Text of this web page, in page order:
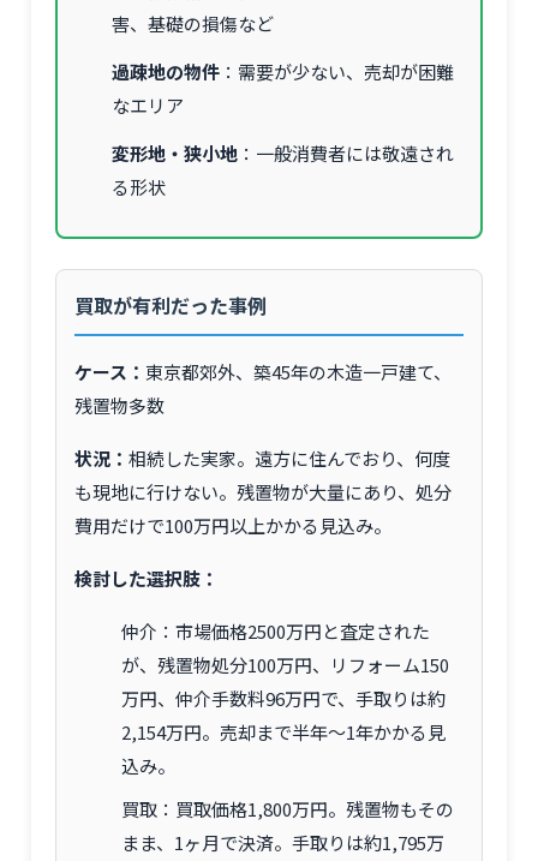
害、基礎の損傷など
過疎地の物件 ：需要が少ない、売却が困難
なエリア
変形地・狭小地 ：一般消費者には敬遠され
る形状
買取が有利だった事例
ケース： 東京都郊外、築45年の木造一戸建て、
残置物多数
状況： 相続した実家。遠方に住んでおり、何度
も現地に行けない。残置物が大量にあり、処分
費用だけで100万円以上かかる見込み。
検討した選択肢：
仲介：市場価格2500万円と査定された
が、残置物処分100万円、リフォーム150
万円、仲介手数料96万円で、手取りは約
2,154万円。売却まで半年～1年かかる見
込み。
買取：買取価格1,800万円。残置物もその
まま、1ヶ月で決済。手取りは約1,795万